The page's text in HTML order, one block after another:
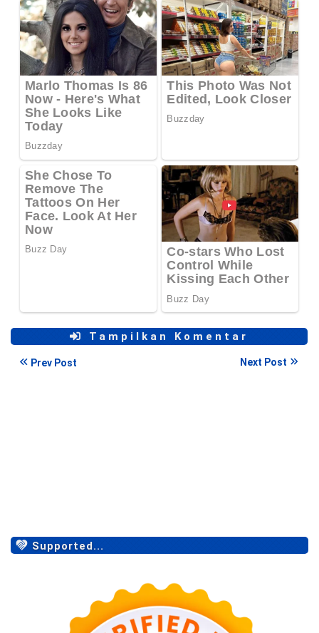
Tampilkan Komentar
Prev Post Next Post
Supported...